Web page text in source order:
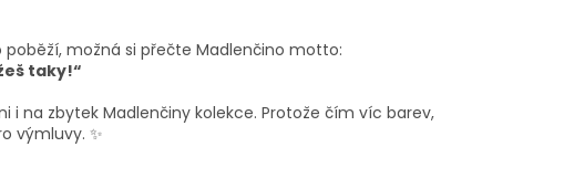
poběží, možná si přečte Madlenčino motto:
taky!“
i na zbytek Madlenčiny kolekce. Protože čím víc barev,
výmluvy. ✨